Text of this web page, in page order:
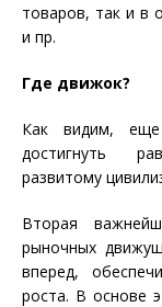
товаров, так и в
и пр.
Где движок?
Как видим, еще
достигнуть
развитому
Вторая
рыночных
вперед,
роста. В основе